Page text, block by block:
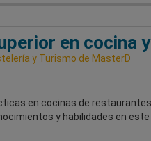
en cocina
y Turismo de MasterD
en cocinas de
y habilidades en este